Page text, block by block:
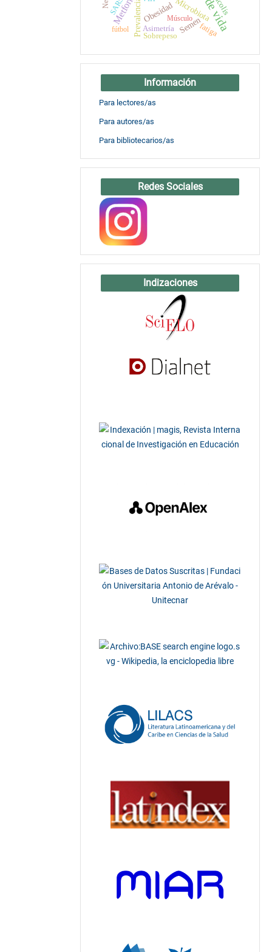
Microbiota
Obesidad
Semen
Prevalencia fatiga
Asimetría
Sobrepeso
Músculo
fútbol
Información
Para lectores/as
Para autores/as
Para bibliotecarios/as
Redes Sociales
Indizaciones